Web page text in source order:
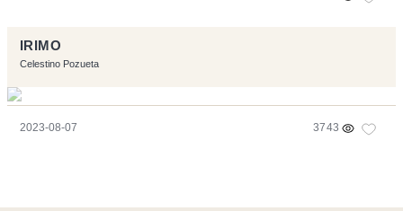
IRIMO
Celestino Pozueta
2023-08-07 3743